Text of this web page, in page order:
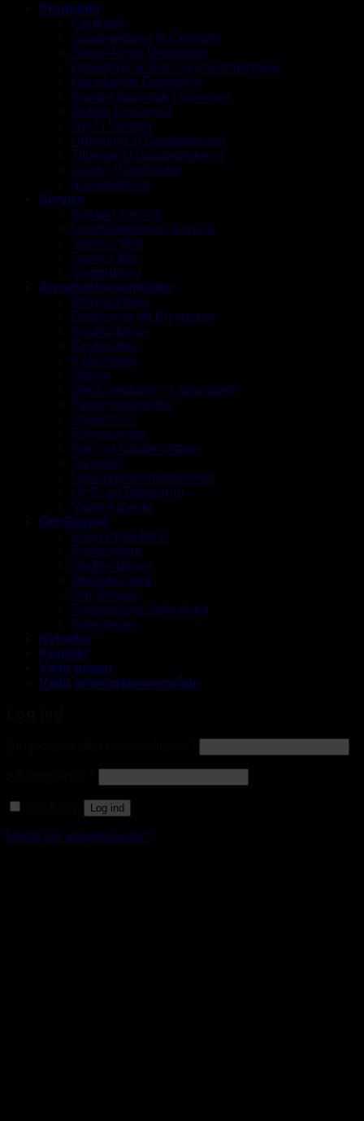
Produkter
Centraler
Gasdetektorer til Centraler
Stand-Alone Detektorer
Detektorer til Rør- og Kanalmontage
Håndholdte Detektorer
Kundetilpassede Løsninger
Mobile Løsninger
NH3 i Væsker
Udlejning af Gasdetektorer
Tilbehør til Gasdetektering
Guide: Håndholdte
gasdetektorer
Service
Kontakt Service
Landsdækkende Service
Service Vest
Service Øst
Vagtordning
Anvendelsesområder
Biogasanlæg
Destillerier og Bryggerier
Kloakarbejde
Kraftværker
Køleanlæg
Marine
Medicoindustri – Laboratorier
Parkeringskældre
Power-to-X
Renseanlæg
Rør- og kanalmontage
Tunneler
Uddannelsesinstitutioner
UPS- og Batterirum
Varmt Arbejde
Om Geopal
Egen Produktion
Forhandlere
Godkendelser
Medarbejdere
Om Geopal
Professionel Vejledning
Referencer
Nyheder
Kontakt
Vælg gasart
Vælg anvendelsesområde
Log ind
Mistet din adgangskode?